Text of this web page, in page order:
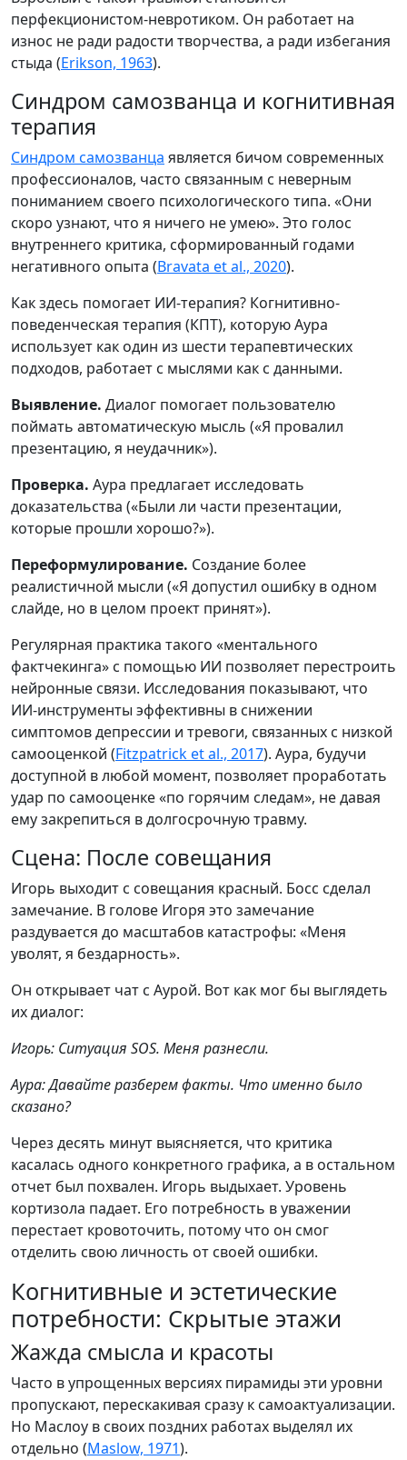
перфекционистом-невротиком. Он работает на
износ не ради радости творчества, а ради избегания
стыда (Erikson, 1963).
Синдром самозванца и когнитивная
терапия
Синдром самозванца является бичом современных
профессионалов, часто связанным с неверным
пониманием своего психологического типа. «Они
скоро узнают, что я ничего не умею». Это голос
внутреннего критика, сформированный годами
негативного опыта (Bravata et al., 2020).
Как здесь помогает ИИ-терапия? Когнитивно-
поведенческая терапия (КПТ), которую Аура
использует как один из шести терапевтических
подходов, работает с мыслями как с данными.
Выявление. Диалог помогает пользователю
поймать автоматическую мысль («Я провалил
презентацию, я неудачник»).
Проверка. Аура предлагает исследовать
доказательства («Были ли части презентации,
которые прошли хорошо?»).
Переформулирование. Создание более
реалистичной мысли («Я допустил ошибку в одном
слайде, но в целом проект принят»).
Регулярная практика такого «ментального
фактчекинга» с помощью ИИ позволяет перестроить
нейронные связи. Исследования показывают, что
ИИ-инструменты эффективны в снижении
симптомов депрессии и тревоги, связанных с низкой
самооценкой (Fitzpatrick et al., 2017). Аура, будучи
доступной в любой момент, позволяет проработать
удар по самооценке «по горячим следам», не давая
ему закрепиться в долгосрочную травму.
Сцена: После совещания
Игорь выходит с совещания красный. Босс сделал
замечание. В голове Игоря это замечание
раздувается до масштабов катастрофы: «Меня
уволят, я бездарность».
Он открывает чат с Аурой. Вот как мог бы выглядеть
их диалог:
Игорь: Ситуация SOS. Меня разнесли.
Аура: Давайте разберем факты. Что именно было
сказано?
Через десять минут выясняется, что критика
касалась одного конкретного графика, а в остальном
отчет был похвален. Игорь выдыхает. Уровень
кортизола падает. Его потребность в уважении
перестает кровоточить, потому что он смог
отделить свою личность от своей ошибки.
Когнитивные и эстетические
потребности: Скрытые этажи
Жажда смысла и красоты
Часто в упрощенных версиях пирамиды эти уровни
пропускают, перескакивая сразу к самоактуализации.
Но Маслоу в своих поздних работах выделял их
отдельно (Maslow, 1971).